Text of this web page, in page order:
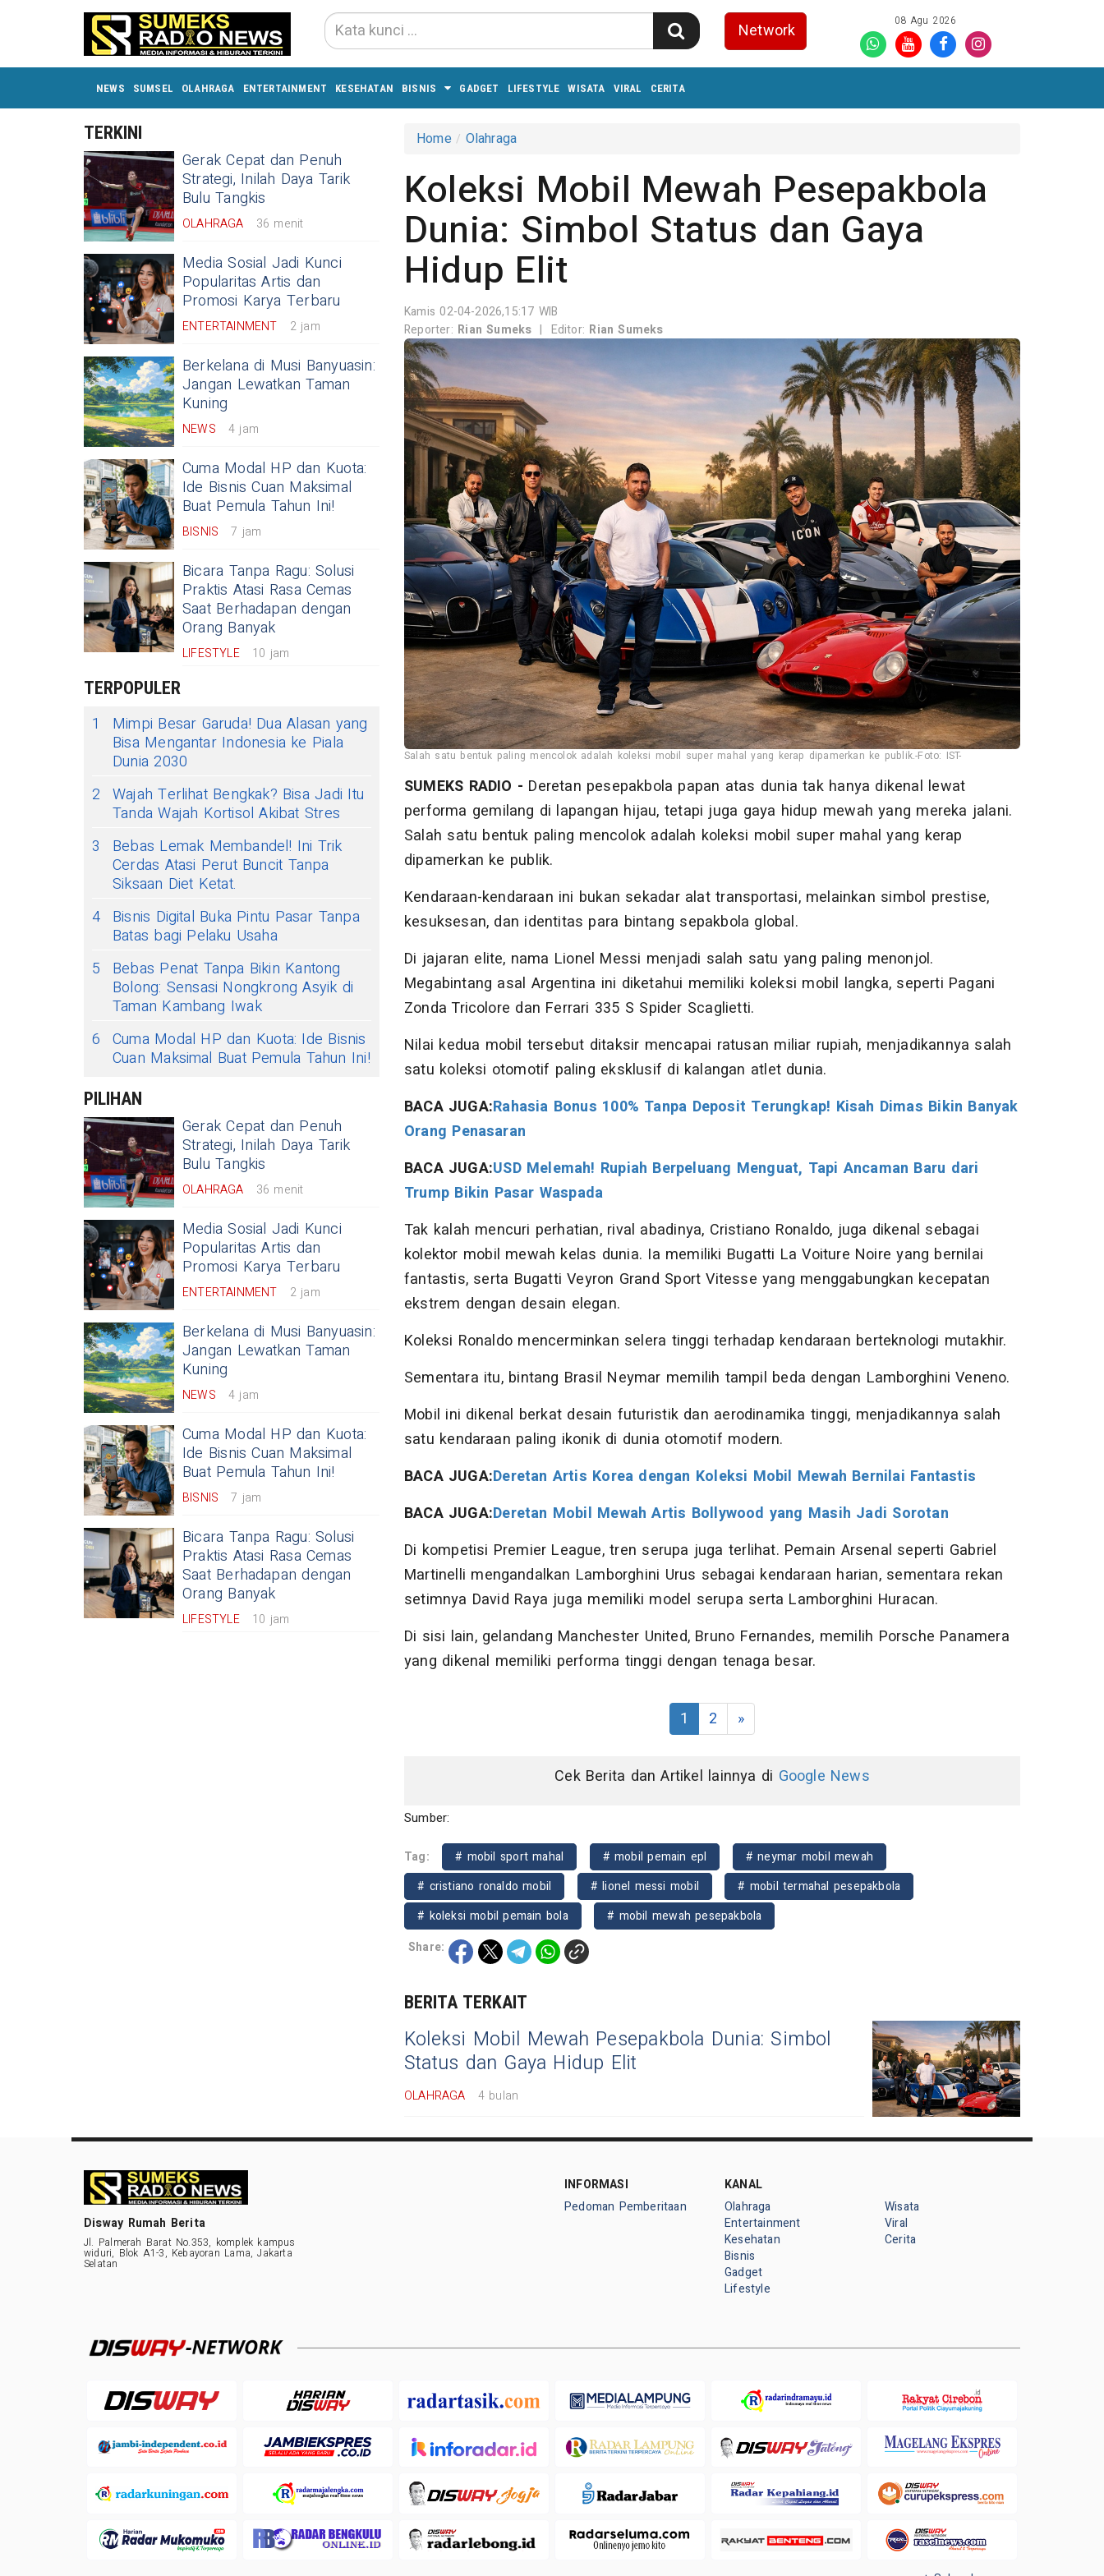
Network 08 Agu 2026
NEWS SUMSEL OLAHRAGA ENTERTAINMENT KESEHATAN BISNIS GADGET LIFESTYLE WISATA VIRAL CERITA
TERKINI
Gerak Cepat dan Penuh
Strategi, Inilah Daya Tarik
Bulu Tangkis
OLAHRAGA 36 menit
Media Sosial Jadi Kunci
Popularitas Artis dan
Promosi Karya Terbaru
ENTERTAINMENT 2 jam
Berkelana di Musi Banyuasin:
Jangan Lewatkan Taman
Kuning
NEWS 4 jam
Cuma Modal HP dan Kuota:
Ide Bisnis Cuan Maksimal
Buat Pemula Tahun Ini!
BISNIS 7 jam
Bicara Tanpa Ragu: Solusi
Praktis Atasi Rasa Cemas
Saat Berhadapan dengan
Orang Banyak
LIFESTYLE 10 jam
TERPOPULER
1
Mimpi Besar Garuda! Dua Alasan yang
Bisa Mengantar Indonesia ke Piala
Dunia 2030
2 Wajah Terlihat Bengkak? Bisa Jadi Itu
Tanda Wajah Kortisol Akibat Stres
3
Bebas Lemak Membandel! Ini Trik
Cerdas Atasi Perut Buncit Tanpa
Siksaan Diet Ketat.
4 Bisnis Digital Buka Pintu Pasar Tanpa
Batas bagi Pelaku Usaha
5
Bebas Penat Tanpa Bikin Kantong
Bolong: Sensasi Nongkrong Asyik di
Taman Kambang Iwak
6 Cuma Modal HP dan Kuota: Ide Bisnis
Cuan Maksimal Buat Pemula Tahun Ini!
PILIHAN
Gerak Cepat dan Penuh
Strategi, Inilah Daya Tarik
Bulu Tangkis
OLAHRAGA 36 menit
Media Sosial Jadi Kunci
Popularitas Artis dan
Promosi Karya Terbaru
ENTERTAINMENT 2 jam
Berkelana di Musi Banyuasin:
Jangan Lewatkan Taman
Kuning
NEWS 4 jam
Cuma Modal HP dan Kuota:
Ide Bisnis Cuan Maksimal
Buat Pemula Tahun Ini!
BISNIS 7 jam
Bicara Tanpa Ragu: Solusi
Praktis Atasi Rasa Cemas
Saat Berhadapan dengan
Orang Banyak
LIFESTYLE 10 jam
Home Olahraga
Koleksi Mobil Mewah Pesepakbola
Dunia: Simbol Status dan Gaya
Hidup Elit
Kamis 02-04-2026,15:17 WIB
Reporter: Rian Sumeks | Editor: Rian Sumeks
Salah satu bentuk paling mencolok adalah koleksi mobil super mahal yang kerap dipamerkan ke publik.-Foto: IST-
SUMEKS RADIO - Deretan pesepakbola papan atas dunia tak hanya dikenal lewat
performa gemilang di lapangan hijau, tetapi juga gaya hidup mewah yang mereka jalani.
Salah satu bentuk paling mencolok adalah koleksi mobil super mahal yang kerap
dipamerkan ke publik.
Kendaraan-kendaraan ini bukan sekadar alat transportasi, melainkan simbol prestise,
kesuksesan, dan identitas para bintang sepakbola global.
Di jajaran elite, nama Lionel Messi menjadi salah satu yang paling menonjol.
Megabintang asal Argentina ini diketahui memiliki koleksi mobil langka, seperti Pagani
Zonda Tricolore dan Ferrari 335 S Spider Scaglietti.
Nilai kedua mobil tersebut ditaksir mencapai ratusan miliar rupiah, menjadikannya salah
satu koleksi otomotif paling eksklusif di kalangan atlet dunia.
BACA JUGA:Rahasia Bonus 100% Tanpa Deposit Terungkap! Kisah Dimas Bikin Banyak
Orang Penasaran
BACA JUGA:USD Melemah! Rupiah Berpeluang Menguat, Tapi Ancaman Baru dari
Trump Bikin Pasar Waspada
Tak kalah mencuri perhatian, rival abadinya, Cristiano Ronaldo, juga dikenal sebagai
kolektor mobil mewah kelas dunia. Ia memiliki Bugatti La Voiture Noire yang bernilai
fantastis, serta Bugatti Veyron Grand Sport Vitesse yang menggabungkan kecepatan
ekstrem dengan desain elegan.
Koleksi Ronaldo mencerminkan selera tinggi terhadap kendaraan berteknologi mutakhir.
Sementara itu, bintang Brasil Neymar memilih tampil beda dengan Lamborghini Veneno.
Mobil ini dikenal berkat desain futuristik dan aerodinamika tinggi, menjadikannya salah
satu kendaraan paling ikonik di dunia otomotif modern.
BACA JUGA:Deretan Artis Korea dengan Koleksi Mobil Mewah Bernilai Fantastis
BACA JUGA:Deretan Mobil Mewah Artis Bollywood yang Masih Jadi Sorotan
Di kompetisi Premier League, tren serupa juga terlihat. Pemain Arsenal seperti Gabriel
Martinelli mengandalkan Lamborghini Urus sebagai kendaraan harian, sementara rekan
setimnya David Raya juga memiliki model serupa serta Lamborghini Huracan.
Di sisi lain, gelandang Manchester United, Bruno Fernandes, memilih Porsche Panamera
yang dikenal memiliki performa tinggi dengan tenaga besar.
1 2 »
Cek Berita dan Artikel lainnya di Google News
Sumber:
Tag: # mobil sport mahal # mobil pemain epl
# neymar mobil mewah
# cristiano ronaldo mobil
# lionel messi mobil
# mobil termahal pesepakbola
# koleksi mobil pemain bola
# mobil mewah pesepakbola
Share:
BERITA TERKAIT
Koleksi Mobil Mewah Pesepakbola Dunia: Simbol
Status dan Gaya Hidup Elit
OLAHRAGA 4 bulan
Disway Rumah Berita
Jl. Palmerah Barat No.353, komplek kampus
widuri, Blok A1-3, Kebayoran Lama, Jakarta
Selatan
INFORMASI
Pedoman Pemberitaan
KANAL
Olahraga
Entertainment
Kesehatan
Bisnis
Gadget
Lifestyle
Wisata
Viral
Cerita